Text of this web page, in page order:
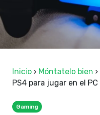
Inicio › Móntatelo bien ›
PS4 para jugar en el PC
Gaming